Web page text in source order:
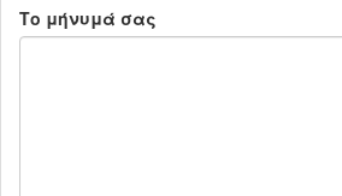
Το μήνυμά σας